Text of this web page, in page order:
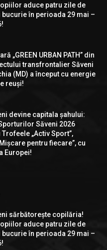
aduce patru zile de
bucurie în perioada 29 mai –
„GREEN URBAN PATH” din
transfrontalier Săveni
(MD) a început cu energie
reuși!
devine capitala șahului:
Săveni 2026
„Activ Sport”,
pentru fiecare”, cu
Europei!
sărbătorește copilăria!
aduce patru zile de
bucurie în perioada 29 mai –